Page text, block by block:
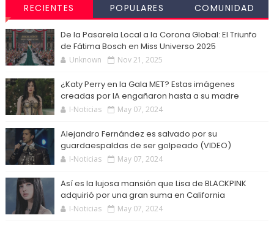
RECIENTES POPULARES COMUNIDAD
De la Pasarela Local a la Corona Global: El Triunfo
de Fátima Bosch en Miss Universo 2025
Unknown Nov 21, 2025
¿Katy Perry en la Gala MET? Estas imágenes
creadas por IA engañaron hasta a su madre
I-Noticias May 07, 2024
Alejandro Fernández es salvado por su
guardaespaldas de ser golpeado (VIDEO)
I-Noticias May 07, 2024
Así es la lujosa mansión que Lisa de BLACKPINK
adquirió por una gran suma en California
I-Noticias May 07, 2024